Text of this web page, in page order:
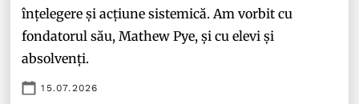
înțelegere și acțiune sistemică. Am vorbit cu
fondatorul său, Mathew Pye, și cu elevi și
absolvenți.
15.07.2026